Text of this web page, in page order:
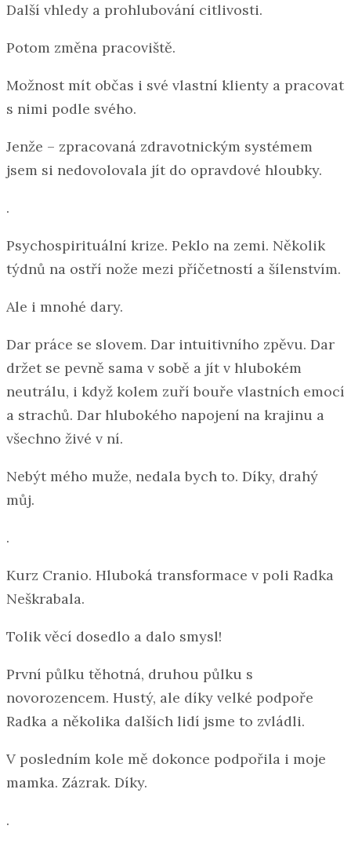
Další vhledy a prohlubování citlivosti.
Potom změna pracoviště.
Možnost mít občas i své vlastní klienty a pracovat
s nimi podle svého.
Jenže – zpracovaná zdravotnickým systémem
jsem si nedovolovala jít do opravdové hloubky.
.
Psychospirituální krize. Peklo na zemi. Několik
týdnů na ostří nože mezi příčetností a šílenstvím.
Ale i mnohé dary.
Dar práce se slovem. Dar intuitivního zpěvu. Dar
držet se pevně sama v sobě a jít v hlubokém
neutrálu, i když kolem zuří bouře vlastních emocí
a strachů. Dar hlubokého napojení na krajinu a
všechno živé v ní.
Nebýt mého muže, nedala bych to. Díky, drahý
můj.
.
Kurz Cranio. Hluboká transformace v poli Radka
Neškrabala.
Tolik věcí dosedlo a dalo smysl!
První půlku těhotná, druhou půlku s
novorozencem. Hustý, ale díky velké podpoře
Radka a několika dalších lidí jsme to zvládli.
V posledním kole mě dokonce podpořila i moje
mamka. Zázrak. Díky.
.